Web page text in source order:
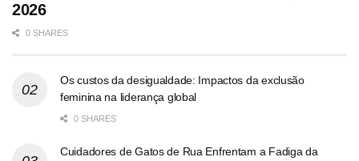
2026
0 SHARES
Os custos da desigualdade: Impactos da exclusão
feminina na liderança global
0 SHARES
Cuidadores de Gatos de Rua Enfrentam a Fadiga da